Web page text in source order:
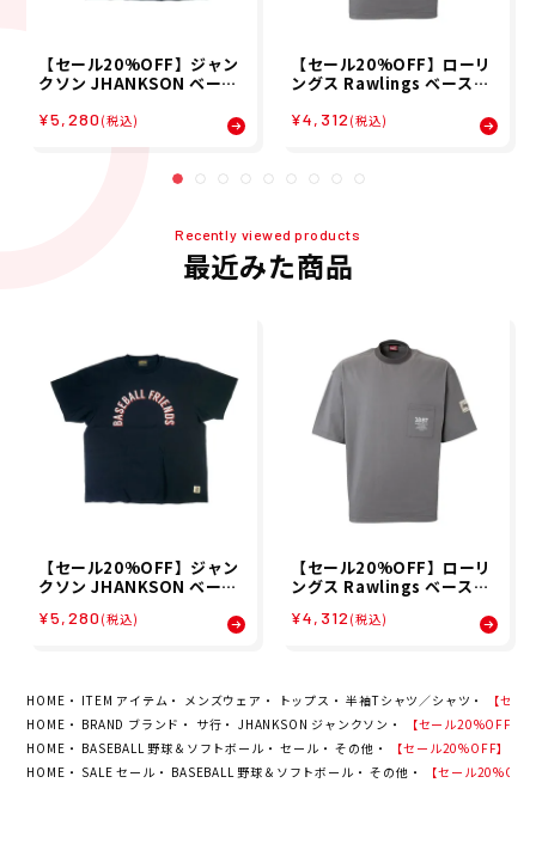
【セール20%OFF】ジャン
クソン JHANKSON ベース
ェア 半袖 Tシャツ BASEBA
LL FRIENDS Tシャツ 2405
1 メンズ 男性 25SP 春夏
¥5,280 (税込)
【セール20%OFF】ローリ
ングス Rawlings ベースボ
ア 半袖 Tシャツ ポケット T
¥4,312 (税込)
Recently viewed products
最近みた商品
【セール20%OFF】ジャン
クソン JHANKSON ベース
ェア 半袖 Tシャツ BASEBA
¥5,280 (税込)
【セール20%OFF】ローリ
ングス Rawlings ベースボ
ア 半袖 Tシャツ ポケット T
¥4,312 (税込)
HOME ITEM アイテム メンズウェア トップス 半袖Tシャツ／シャツ
【セー
HOME
BRAND ブランド サ行 JHANKSON ジャンクソン
【セール20%OFF】
HOME
BASEBALL 野球＆ソフトボール セール その他
【セール20%OFF】ジ
HOME
SALE セール BASEBALL 野球＆ソフトボール その他 【セール